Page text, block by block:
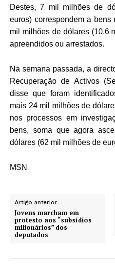
Destes, 7 mil milhões de
euros) correspondem a bens
mil milhões de dólares (10,6
apreendidos ou arrestados.
Na semana passada, a
Recuperação de Activos
disse que foram
mais 24 mil milhões de
nos processos em
bens, soma que agora
dólares (62 mil milhões de
MSN
Artigo anterior
Jovens marcham em
protesto aos “subsídios
milionários” dos
deputados